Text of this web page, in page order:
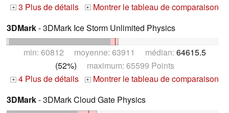
+ 3 Plus de détails + Montrer le tableau de comparaison
3DMark- 3DMark Ice Storm Unlimited Physics
min: 60812 moyenne: 63911 médian: 64615.5
(52%) maximum: 65599 Points
+ 4 Plus de détails + Montrer le tableau de comparaison
3DMark- 3DMark Cloud Gate Physics